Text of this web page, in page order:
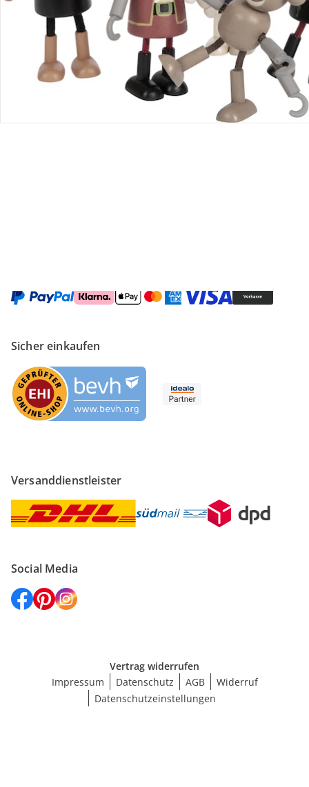
Gutscheine & Aktionen
Sicher einkaufen
Versanddienstleister
Social Media
Vertrag widerrufen
Impressum
Datenschutz AGB
Widerruf
Datenschutzeinstellungen